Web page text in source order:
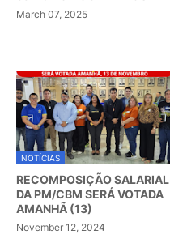
March 07, 2025
NOTÍCIAS
RECOMPOSIÇÃO SALARIAL
DA PM/CBM SERÁ VOTADA
AMANHÃ (13)
November 12, 2024